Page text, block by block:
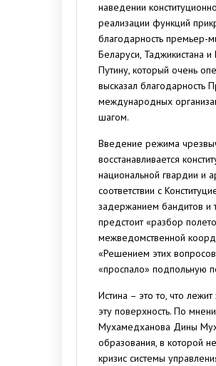
наведении
реализации функций
благодарность премьер-
Беларуси, Таджикистана
Путину, который очень
высказал благодарность
международных
шагом.
Введение режима
восстанавливается
национальной гвардии и
соответствии с
задержанием бандитов и
предстоит «разбор
межведомственной
«Решением этих
«проспало» подпольную
Истина – это то, что
эту поверхность. По
Мухамедханова Дины
образования, в которой
кризис системы